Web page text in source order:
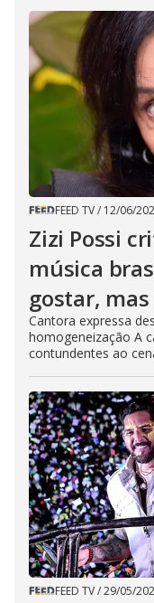
FEED TV/ 12/06/
Zizi Possi
música
gostar,
Cantora expressa
homogeneização A
contundentes ao
FEED TV/29/05/